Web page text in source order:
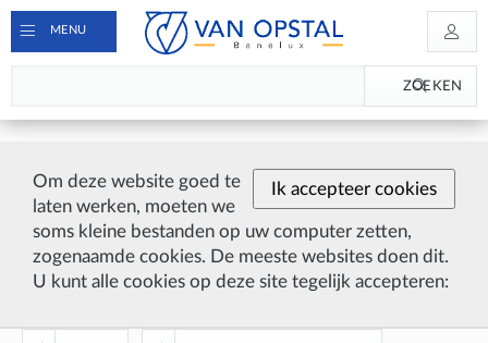
Ik accepteer cookies
Om deze website goed te
laten werken, moeten we
soms kleine bestanden op uw computer zetten,
zogenaamde cookies. De meeste websites doen dit.
U kunt alle cookies op deze site tegelijk accepteren:
MENU
ZOEKEN